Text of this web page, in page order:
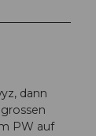
dann
PW auf